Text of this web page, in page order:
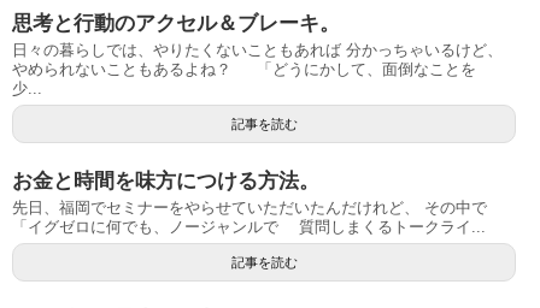
思考と行動のアクセル＆ブレーキ。
日々の暮らしでは、やりたくないこともあれば 分かっちゃいるけど、
やめられないこともあるよね？ 「どうにかして、面倒なことを
少...
記事を読む
お金と時間を味方につける方法。
先日、福岡でセミナーをやらせていただいたんだけれど、 その中で
「イグゼロに何でも、ノージャンルで 質問しまくるトークライ...
記事を読む